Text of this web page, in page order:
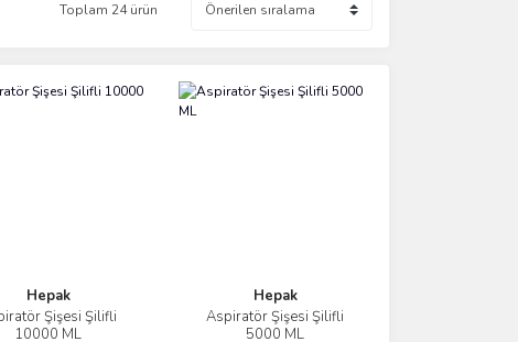
Toplam 24 ürün
Hepak
Şişesi Şilifli
10000 ML
İncele
Hepak
Aspiratör Şişesi Şilifli
5000 ML
İncele